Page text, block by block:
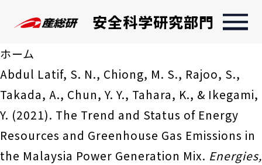
安全科学研究部門
ホーム
Abdul Latif, S. N., Chiong, M. S., Rajoo, S.,
Takada, A., Chun, Y. Y., Tahara, K., & Ikegami,
Y. (2021). The Trend and Status of Energy
Resources and Greenhouse Gas Emissions in
the Malaysia Power Generation Mix. Energies,